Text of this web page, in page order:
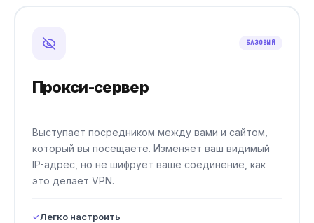
БАЗОВЫЙ
Прокси-сервер
Выступает посредником между вами и сайтом,
который вы посещаете. Изменяет ваш видимый
IP-адрес, но не шифрует ваше соединение, как
это делает VPN.
Легко настроить